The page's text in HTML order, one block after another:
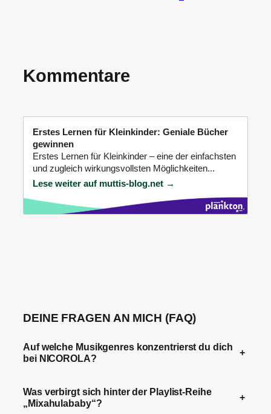
Kommentare
Erstes Lernen für Kleinkinder: Geniale Bücher
gewinnen
Erstes Lernen für Kleinkinder – eine der einfachsten
und zugleich wirkungsvollsten Möglichkeiten...
Lese weiter auf muttis-blog.net →
DEINE FRAGEN AN MICH (FAQ)
Auf welche Musikgenres konzentrierst du dich
bei NICOROLA?
+
Was verbirgt sich hinter der Playlist-Reihe
„Mixahulababy“?
+